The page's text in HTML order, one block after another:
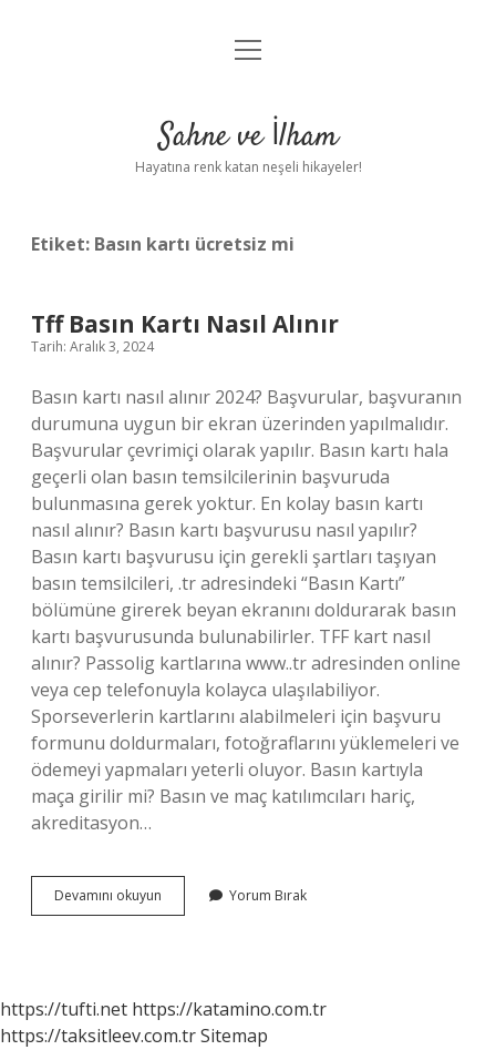
Anasayfa
Yasal Uyarı
menüyü
Sahne ve İlham
Hayatına renk katan neşeli hikayeler!
Etiket: Basın kartı ücretsiz mi
Tff Basın Kartı Nasıl Alınır
Tarih: Aralık 3, 2024
Basın kartı nasıl alınır 2024? Başvurular, başvuranın
durumuna uygun bir ekran üzerinden yapılmalıdır.
Başvurular çevrimiçi olarak yapılır. Basın kartı hala
geçerli olan basın temsilcilerinin başvuruda
bulunmasına gerek yoktur. En kolay basın kartı
nasıl alınır? Basın kartı başvurusu nasıl yapılır?
Basın kartı başvurusu için gerekli şartları taşıyan
basın temsilcileri, .tr adresindeki “Basın Kartı”
bölümüne girerek beyan ekranını doldurarak basın
kartı başvurusunda bulunabilirler. TFF kart nasıl
alınır? Passolig kartlarına www..tr adresinden online
veya cep telefonuyla kolayca ulaşılabiliyor.
Sporseverlerin kartlarını alabilmeleri için başvuru
formunu doldurmaları, fotoğraflarını yüklemeleri ve
ödemeyi yapmaları yeterli oluyor. Basın kartıyla
maça girilir mi? Basın ve maç katılımcıları hariç,
akreditasyon…
Devamını okuyun
Basın
Yorum Bırak
https://tufti.net https://katamino.com.tr
https://taksitleev.com.trSitemap